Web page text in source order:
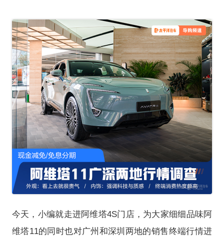
今天，小编就走进阿维塔4S门店，为大家细细品味阿
维塔11的同时也对广州和深圳两地的销售终端行情进